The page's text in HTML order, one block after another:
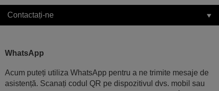
Contactați-ne
WhatsApp
Acum puteți utiliza WhatsApp pentru a ne trimite mesaje de
asistență. Scanați codul QR pe dispozitivul dvs. mobil sau